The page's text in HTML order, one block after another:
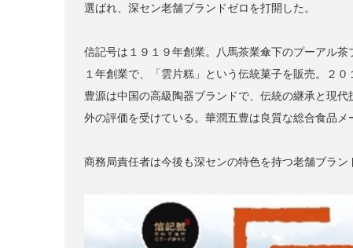
選ばれ、深セン老舗ブランドゼロを打開した。
信記号は１９１９年創業。八馬茶業傘下のプーアル
１年創業で、「雲片糕」という伝統菓子を販売。２
豊源は中国の高級陶器ブランドで、伝統の継承と現
外の評価を受けている。華潤五豊は良質な総合食品メ
商務局責任者は今後も深センの特色を持つ老舗ブラ